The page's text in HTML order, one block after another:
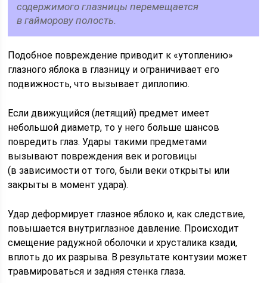
содержимого глазницы перемещается
в гайморову полость.
Подобное повреждение приводит к «утоплению»
глазного яблока в глазницу и ограничивает его
подвижность, что вызывает диплопию.
Если движущийся (летящий) предмет имеет
небольшой диаметр, то у него больше шансов
повредить глаз. Удары такими предметами
вызывают повреждения век и роговицы
(в зависимости от того, были веки открыты или
закрыты в момент удара).
Удар деформирует глазное яблоко и, как следствие,
повышается внутриглазное давление. Происходит
смещение радужной оболочки и хрусталика кзади,
вплоть до их разрыва. В результате контузии может
травмироваться и задняя стенка глаза.